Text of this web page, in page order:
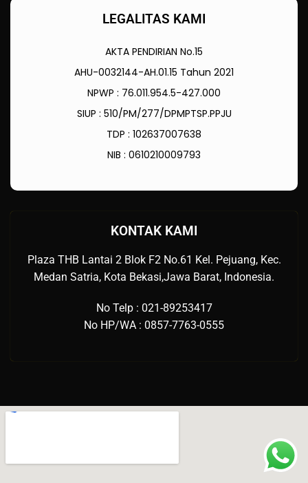
LEGALITAS KAMI
AKTA PENDIRIAN No.15
AHU-0032144-AH.01.15 Tahun 2021
NPWP : 76.011.954.5-427.000
SIUP : 510/PM/277/DPMPTSP.PPJU
TDP : 102637007638
NIB : 0610210009793
KONTAK KAMI
Plaza THB Lantai 2 Blok F2 No.61 Kel. Pejuang, Kec.
Medan Satria, Kota Bekasi,Jawa Barat, Indonesia.
No Telp : 021-89253417
No HP/WA : 0857-7763-0555